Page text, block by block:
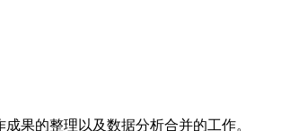
果的整理以及数据分析合并的工作。